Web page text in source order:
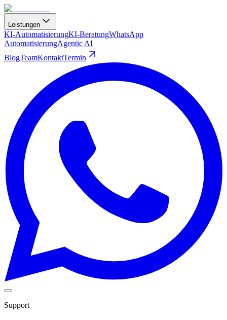
Leistungen
KI-AutomatisierungKI-BeratungWhatsApp
AutomatisierungAgentic AI
BlogTeamKontaktTermin
Support